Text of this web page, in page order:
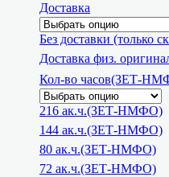
Доставка
Без доставки (только
Доставка физ.
Кол-во часов(ЗЕТ-
216 ак.ч.(ЗЕТ-НМФО)
144 ак.ч.(ЗЕТ-НМФО)
80 ак.ч.(ЗЕТ-НМФО)
72 ак.ч.(ЗЕТ-НМФО)